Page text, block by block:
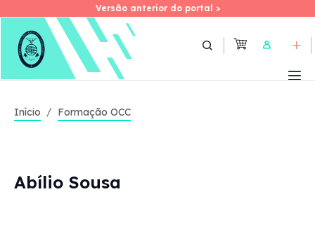
Skip
Versão anterior do portal >
Versão anterior do portal >
User
Início Formação OCC
Abílio Sousa